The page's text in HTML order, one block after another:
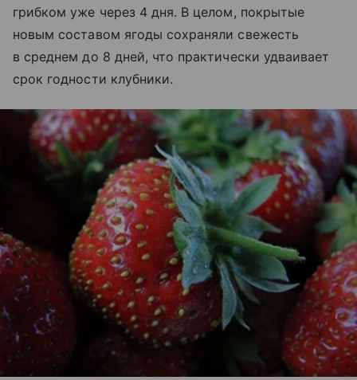
грибком уже через 4 дня. В целом, покрытые
новым составом ягоды сохраняли свежесть
в среднем до 8 дней, что практически удваивает
срок годности клубники.